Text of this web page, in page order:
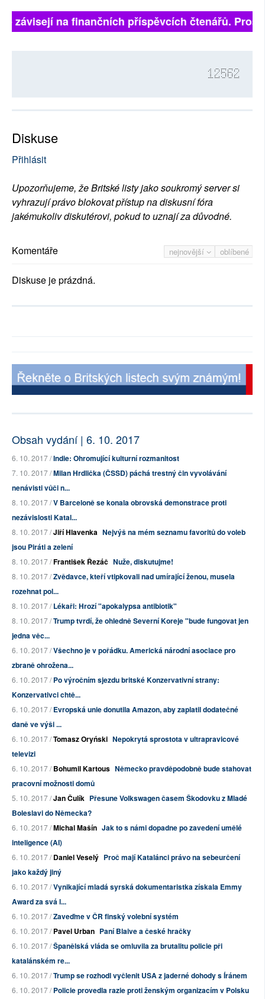
závisejí na finančních příspěvcích čtenářů.
12562
Diskuse
Přihlásit
Upozorňujeme, že Britské listy jako soukromý server si
vyhrazují právo blokovat přístup na diskusní fóra
jakémukoliv diskutérovi, pokud to uznají za důvodné.
nejnovější oblíbené
Komentáře
Diskuse je prázdná.
Obsah vydání | 6. 10. 2017
6. 10. 2017 /Indie: Ohromující kulturní rozmanitost
7. 10. 2017 /Milan Hrdlička (ČSSD) páchá trestný čin vyvolávání
nenávisti vůči n...
8. 10. 2017 /V Barceloně se konala obrovská demonstrace proti
nezávislosti Katal...
8. 10. 2017 /Jiří Hlavenka Nejvýš na mém seznamu favoritů do voleb
jsou Piráti a zelení
8. 10. 2017 /František Řezáč Nuže, diskutujme!
8. 10. 2017 /Zvědavce, kteří vtipkovali nad umírající ženou, musela
rozehnat pol...
8. 10. 2017 /Lékaři: Hrozí "apokalypsa antibiotik"
8. 10. 2017 /Trump tvrdí, že ohledně Severní Koreje "bude fungovat jen
jedna věc...
6. 10. 2017 /Všechno je v pořádku. Americká národní asociace pro
zbraně ohrožena...
6. 10. 2017 /Po výročním sjezdu britské Konzervativní strany:
Konzervativci chtě...
6. 10. 2017 /Evropská unie donutila Amazon, aby zaplatil dodatečné
daně ve výši ...
6. 10. 2017 /Tomasz Oryński Nepokrytá sprostota v ultrapravicové
televizi
6. 10. 2017 /Bohumil Kartous Německo pravděpodobně bude stahovat
pracovní možnosti domů
5. 10. 2017 /Jan Čulík Přesune Volkswagen časem Škodovku z Mladé
Boleslavi do Německa?
6. 10. 2017 /Michal Mašín Jak to s námi dopadne po zavedení umělé
inteligence (AI)
6. 10. 2017 /Daniel Veselý Proč mají Katalánci právo na sebeurčení
jako každý jiný
6. 10. 2017 /Vynikající mladá syrská dokumentaristka získala Emmy
Award za svá l...
6. 10. 2017 /Zaveďme v ČR finský volební systém
6. 10. 2017 /Pavel Urban Paní Blaive a české hračky
6. 10. 2017 /Španělská vláda se omluvila za brutalitu policie při
katalánském re...
6. 10. 2017 /Trump se rozhodl vyčlenit USA z jaderné dohody s Íránem
6. 10. 2017 /Policie provedla razie proti ženským organizacím v Polsku